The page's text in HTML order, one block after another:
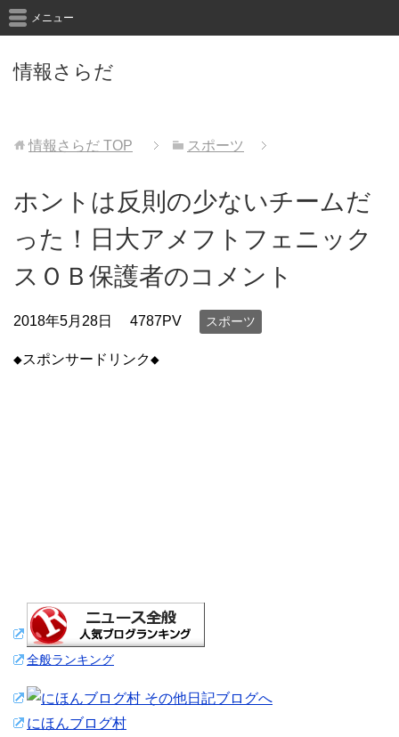
情報さらだ
メニュー
情報さらだ TOP スポーツ
ホントは反則の少ないチームだ
った！日大アメフトフェニック
スＯＢ保護者のコメント
2018年5月28日 4787PV スポーツ
◆スポンサードリンク◆
全般ランキング
にほんブログ村